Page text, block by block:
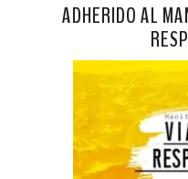
ADHERIDO AL